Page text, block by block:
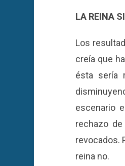
LA REINA
Los
creía que
ésta sería
escenario
rechazo
revocados.
reina no.